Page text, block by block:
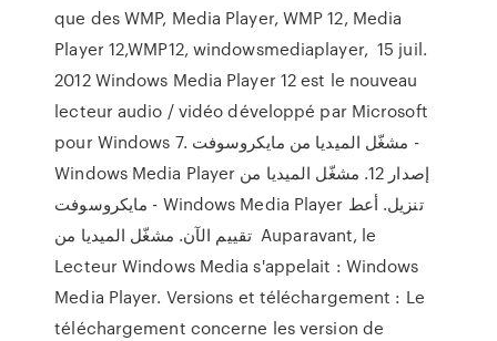
que des WMP, Media Player, WMP 12, Media
Player 12,WMP12, windowsmediaplayer, 15 juil.
2012 Windows Media Player 12 est le nouveau
lecteur audio / vidéo développé par Microsoft
pour Windows 7. مشغّل الميديا من مايكروسوفت -
Windows Media Player إصدار 12. مشغّل الميديا من
مايكروسوفت - Windows Media Player تنزيل. أعط
تقييم الآن. مشغّل الميديا من Auparavant, le
Lecteur Windows Media s'appelait : Windows
Media Player. Versions et téléchargement : Le
téléchargement concerne les version de